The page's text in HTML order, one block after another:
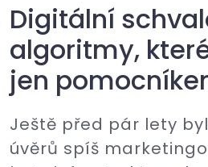
Digitální
algoritmy,
jen
Ještě před pár lety
úvěrů spíš